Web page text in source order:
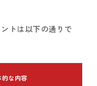
トは以下の通りで
的な内容